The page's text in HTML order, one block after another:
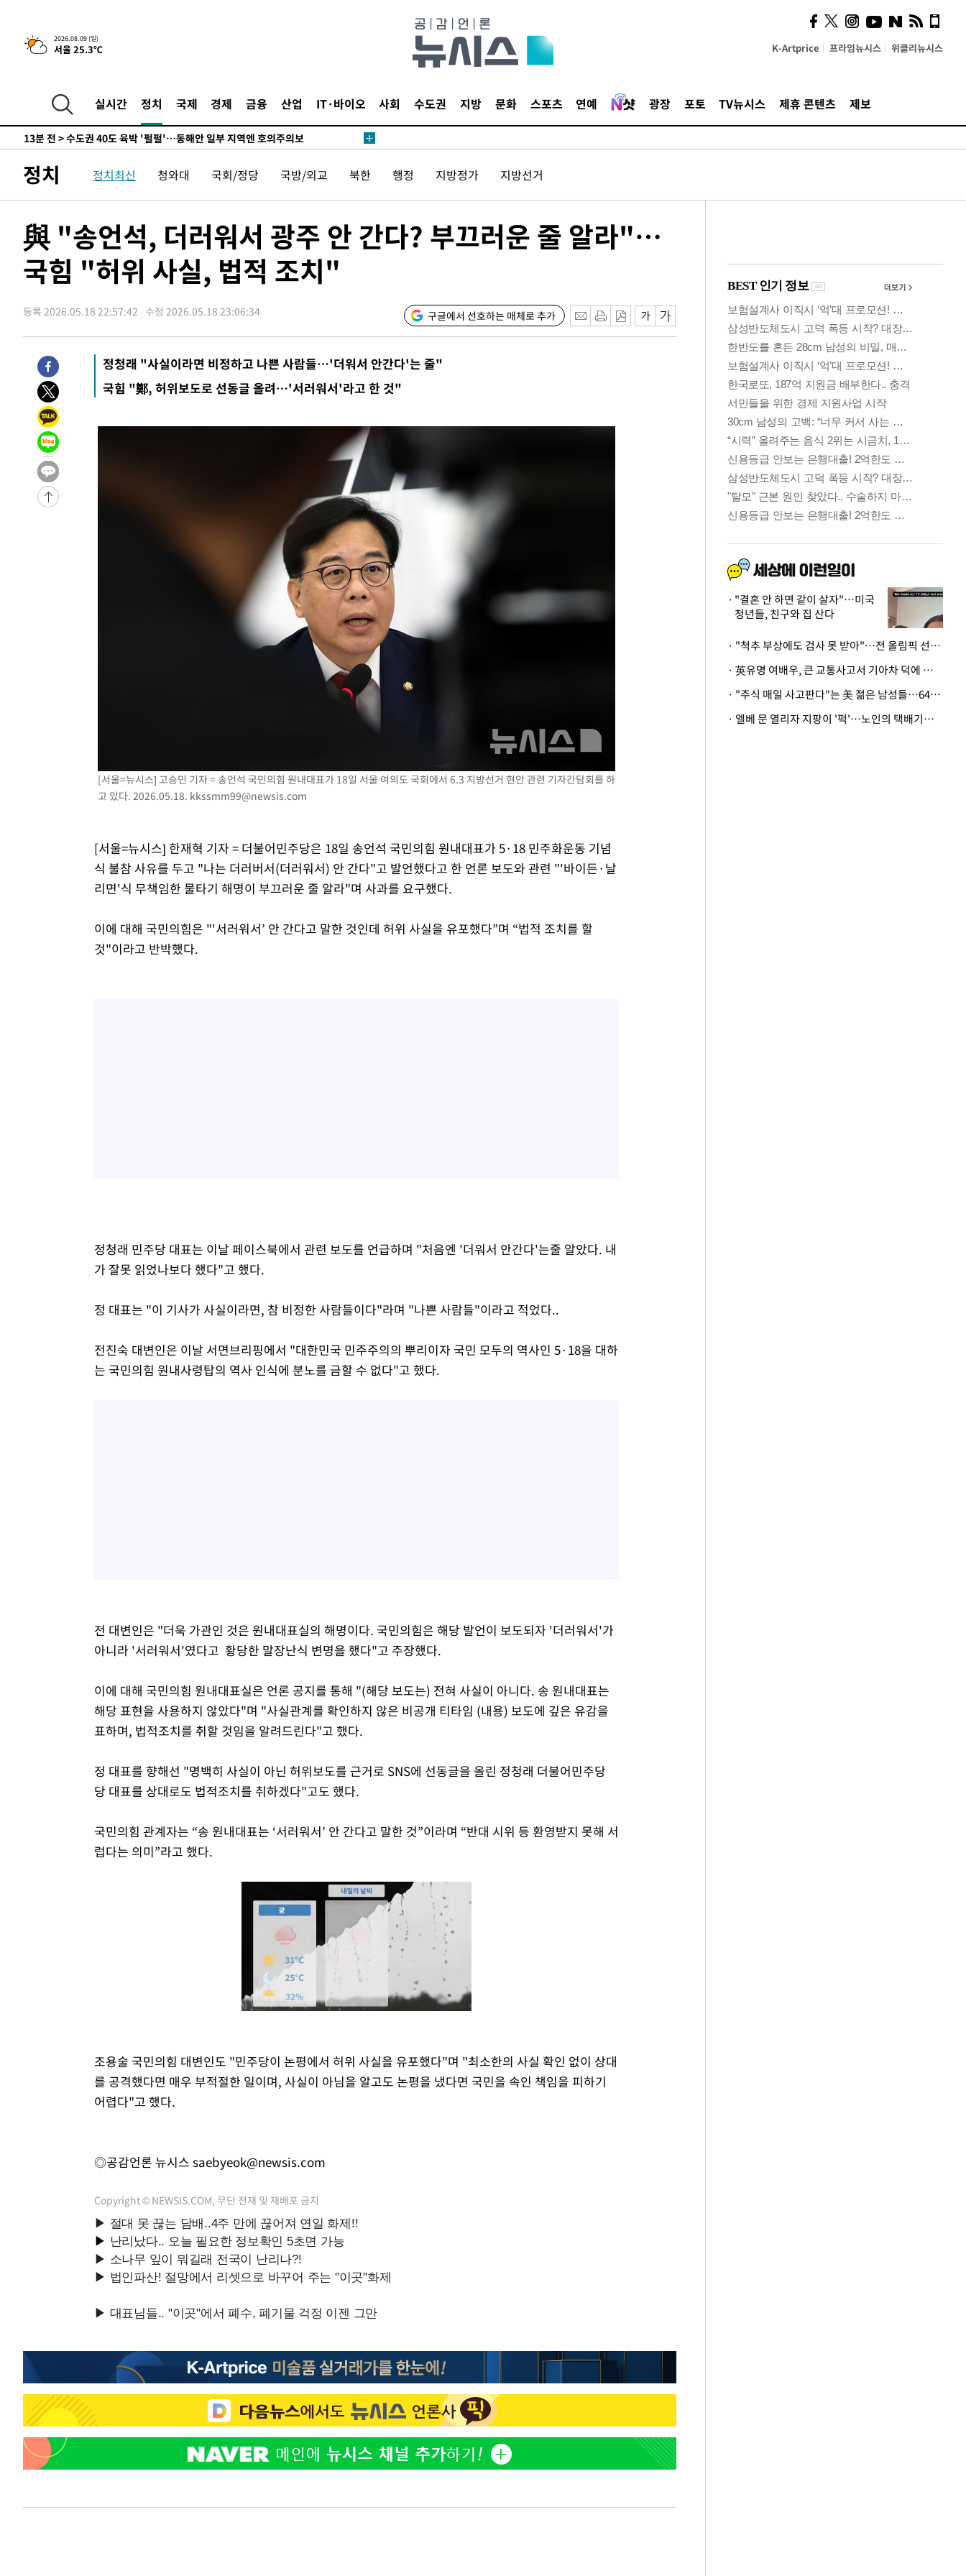
2026.08.09 (일)
서울 25.3℃ K-Artprice 프라임뉴시스 위클리뉴시스
실시간 정치 국제 경제 금융 산업 IT·바이오 사회 수도권 지방 문화 스포츠 연예 광장 포토 TV뉴시스 제휴 콘텐츠 제보
래 44.56%
-6922초 전 >[속보]與 대표 경선 제주·인천 당원투표…金 47.75%·鄭 42.08%·
宋 10.17%
-6456초 전 >이강인 "아틀레티코 이적 기뻐…등번호 7번 의미보단 팀 위해 뛸 것"
-165초 전 >
낮 최고 35도 '무더위'…동해안 시간당 30㎜ '강한 비'[내일날씨]
[속보]이강인 "감독님이 원하는 마음 느꼈고, 많은 트로피 원해 아틀레티
코 이적"
13분 전 >수도권 40도 육박 '펄펄'…동해안 일부 지역엔 호의주의보
2시간 전 >
강릉에 시간당 81.4㎜ 물폭탄…도로 잠기고 담벼락 붕괴
3시간 전 >백운산서 80년근 천종산삼 9뿌리 발견…감정가 1.3억원
4시간 전 >남자 농구, 나고야 아시안게임서 '홈팀' 일본과 한일전
4시간 전 >여수 오동도 해상서 모터보트 전복…1명 사망·1명 실종
5시간 전 >극한폭염 한풀 꺾이지만…'낮 최고 35도' 무더위, 열대야 계속[다음주
7시간 전 >[속보]'압수수색·성접대 논란' 축구협회 "실망과 걱정 안겨드려 죄송"
10시간 전 >'최고 37도' 폭염 지속…강원동해안 최대 150㎜ 비
12시간 전 >
[속보]뉴욕증시 상승 마감…S&P 0.6% 나스닥 1.3%↑
-16660초 전 >
이란 "호르무즈 재개방 합의 근접…美 배상 선행돼야"
-7707초 전 >
[속보]與최고위원 제주·인천 순회경선…박선원·최민희·서미화·한
민수·김용 순
-7660초 전 >
래 44.56%
-6942초 전 >
[속보]與 대표 경선 제주·인천 당원투표…金 47.75%·鄭 42.08%·
宋 10.17%
-6476초 전 >
이강인 "아틀레티코 이적 기뻐…등번호 7번 의미보단 팀 위해 뛸 것"
-6411초 전 >
-185초 전 >
낮 최고 35도 '무더위'…동해안 시간당 30㎜ '강한 비'[내일날씨]
[속보]이강인 "감독님이 원하는 마음 느꼈고, 많은 트로피 원해 아틀레티
수도권 40도 육박 '펄펄'…동해안 일부 지역엔 호의주의보
온열질환 사망자 3명 늘어…누적 환자 3000명 돌파
강릉에 시간당 81.4㎜ 물폭탄…도로 잠기고 담벼락 붕괴
백운산서 80년근 천종산삼 9뿌리 발견…감정가 1.3억원
선재도서 해루질 나섰다 실종 60대, 닷새 만에 숨진 채 발견
남자 농구, 나고야 아시안게임서 '홈팀' 일본과 한일전
극한폭염 한풀 꺾이지만…'낮 최고 35도' 무더위, 열대야 계속[다음주
정치 정치최신 청와대 국회/정당 국방/외교 북한 행정 지방정가 지방선거
與 "송언석, 더러워서 광주 안 간다? 부끄러운 줄 알라"…
국힘 "허위 사실, 법적 조치"
등록 2026.05.18 22:57:42 수정 2026.05.18 23:06:34 구글에서 선호하는 매체로 추가
정청래 "사실이라면 비정하고 나쁜 사람들…'더워서 안간다'는 줄"
국힘 "鄭, 허위보도로 선동글 올려…'서러워서'라고 한 것"
[서울=뉴시스] 고승민 기자 = 송언석 국민의힘 원내대표가 18일 서울 여의도 국회에서 6.3 지방선거 현안 관련 기자간담회를 하
고 있다. 2026.05.18. kkssmm99@newsis.com
[서울=뉴시스] 한재혁 기자 = 더불어민주당은 18일 송언석 국민의힘 원내대표가 5·18 민주화운동 기념
식 불참 사유를 두고 "나는 더러버서(더러워서) 안 간다"고 발언했다고 한 언론 보도와 관련 "'바이든·날
리면'식 무책임한 물타기 해명이 부끄러운 줄 알라"며 사과를 요구했다.
이에 대해 국민의힘은 "'서러워서’ 안 간다고 말한 것인데 허위 사실을 유포했다”며 “법적 조치를 할
것"이라고 반박했다.
정청래 민주당 대표는 이날 페이스북에서 관련 보도를 언급하며 "처음엔 '더워서 안간다'는줄 알았다. 내
가 잘못 읽었나보다 했다"고 했다.
정 대표는 "이 기사가 사실이라면, 참 비정한 사람들이다"라며 "나쁜 사람들"이라고 적었다..
전진숙 대변인은 이날 서면브리핑에서 "대한민국 민주주의의 뿌리이자 국민 모두의 역사인 5·18을 대하
는 국민의힘 원내사령탑의 역사 인식에 분노를 금할 수 없다"고 했다.
전 대변인은 "더욱 가관인 것은 원내대표실의 해명이다. 국민의힘은 해당 발언이 보도되자 '더러워서'가
아니라 '서러워서'였다고 황당한 말장난식 변명을 했다"고 주장했다.
이에 대해 국민의힘 원내대표실은 언론 공지를 통해 "(해당 보도는) 전혀 사실이 아니다. 송 원내대표는
해당 표현을 사용하지 않았다"며 "사실관계를 확인하지 않은 비공개 티타임 (내용) 보도에 깊은 유감을
표하며, 법적조치를 취할 것임을 알려드린다"고 했다.
정 대표를 향해선 "명백히 사실이 아닌 허위보도를 근거로 SNS에 선동글을 올린 정청래 더불어민주당
당 대표를 상대로도 법적조치를 취하겠다"고도 했다.
국민의힘 관계자는 “송 원내대표는 ‘서러워서’ 안 간다고 말한 것”이라며 “반대 시위 등 환영받지 못해 서
럽다는 의미”라고 했다.
Mute
조용술 국민의힘 대변인도 "민주당이 논평에서 허위 사실을 유포했다"며 "최소한의 사실 확인 없이 상대
를 공격했다면 매우 부적절한 일이며, 사실이 아님을 알고도 논평을 냈다면 국민을 속인 책임을 피하기
어렵다"고 했다.
◎공감언론 뉴시스 saebyeok@newsis.com
Copyright © NEWSIS.COM, 무단 전재 및 재배포 금지
사이 해답 찾았죠"…알을
깨고 나온 '초자아'
"결혼 안 하면 같이 살자"…미국
청년들, 친구와 집 산다
· "척추 부상에도 검사 못 받아"…전 올림픽 선수, 美봅슬레이협회 상대 소송
· 英유명 여배우, 큰 교통사고서 기아차 덕에 살았다
· "주식 매일 사고판다"는 美 젊은 남성들…64%가 "나는 인생의 패배자“
· 엘베 문 열리자 지팡이 '퍽'…노인의 택배기사 폭행 이유